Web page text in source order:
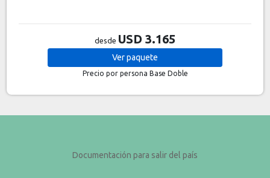
desde USD 3.165
Verpaquete
Precio por persona Base Doble
Documentación para salir del país